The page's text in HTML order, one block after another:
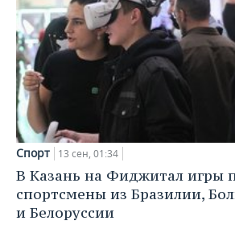
Спорт 13 сен, 01:34
В Казань на Фиджитал игры
спортсмены из Бразилии,
и Белоруссии